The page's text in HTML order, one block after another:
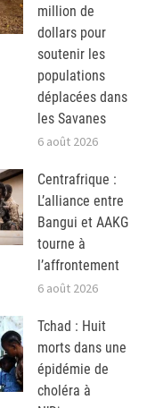
million de
dollars pour
soutenir les
populations
déplacées dans
les Savanes
6 août 2026
Centrafrique :
L’alliance entre
Bangui et AAKG
tourne à
l’affrontement
6 août 2026
Tchad : Huit
morts dans une
épidémie de
choléra à